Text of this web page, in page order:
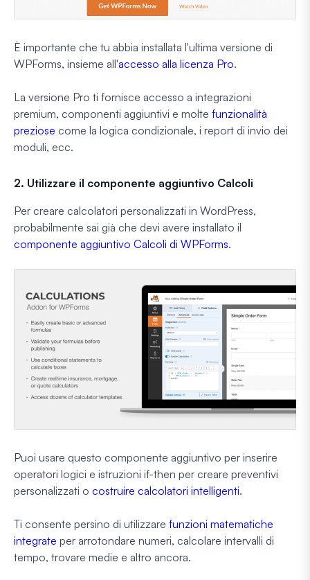
È importante che tu abbia installata l'ultima versione di
WPForms, insieme all'accesso alla licenza Pro.
La versione Pro ti fornisce accesso a integrazioni
premium, componenti aggiuntivi e molte funzionalità
preziose come la logica condizionale, i report di invio dei
moduli, ecc.
2. Utilizzare il componente aggiuntivo Calcoli
Per creare calcolatori personalizzati in WordPress,
probabilmente sai già che devi avere installato il
componente aggiuntivo Calcoli di WPForms.
Puoi usare questo componente aggiuntivo per inserire
operatori logici e istruzioni if-then per creare preventivi
personalizzati o costruire calcolatori intelligenti.
Ti consente persino di utilizzare funzioni matematiche
integrate per arrotondare numeri, calcolare intervalli di
tempo, trovare medie e altro ancora.